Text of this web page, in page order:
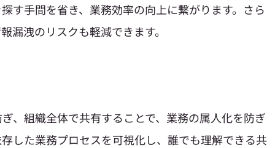
す手間を省き、業務効率の向上に繋がります。さら
漏洩のリスクも軽減できます。
、組織全体で共有することで、業務の属人化を防ぎ
した業務プロセスを可視化し、誰でも理解できる共